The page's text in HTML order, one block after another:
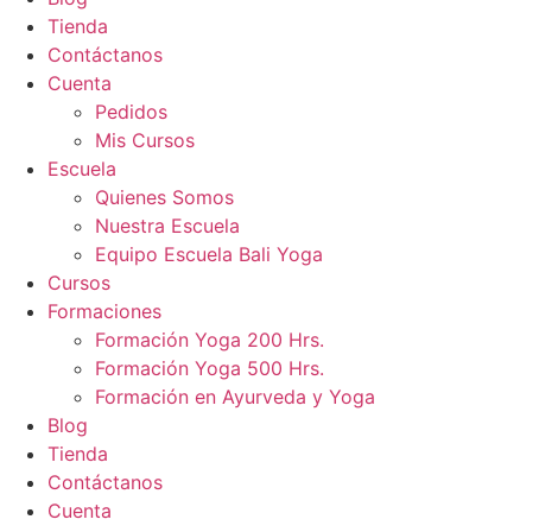
Tienda
Contáctanos
Cuenta
Pedidos
Mis Cursos
Escuela
Quienes Somos
Nuestra Escuela
Equipo Escuela Bali Yoga
Cursos
Formaciones
Formación Yoga 200 Hrs.
Formación Yoga 500 Hrs.
Formación en Ayurveda y Yoga
Blog
Tienda
Contáctanos
Cuenta